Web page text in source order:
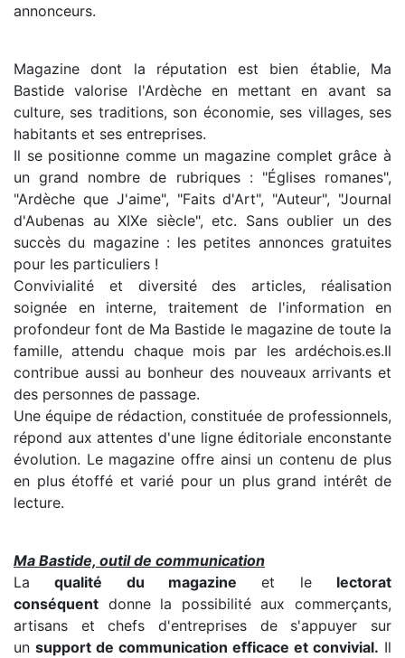
annonceurs.
Magazine dont la réputation est bien établie, Ma
Bastide valorise l'Ardèche en mettant en avant sa
culture, ses traditions, son économie, ses villages, ses
habitants et ses entreprises.
Il se positionne comme un magazine complet grâce à
un grand nombre de rubriques : "Églises romanes",
"Ardèche que J'aime", "Faits d'Art", "Auteur", "Journal
d'Aubenas au XIXe siècle", etc. Sans oublier un des
succès du magazine : les petites annonces gratuites
pour les particuliers !
Convivialité et diversité des articles, réalisation
soignée en interne, traitement de l'information en
profondeur font de Ma Bastide le magazine de toute la
famille, attendu chaque mois par les ardéchois.es.Il
contribue aussi au bonheur des nouveaux arrivants et
des personnes de passage.
Une équipe de rédaction, constituée de professionnels,
répond aux attentes d'une ligne éditoriale enconstante
évolution. Le magazine offre ainsi un contenu de plus
en plus étoffé et varié pour un plus grand intérêt de
lecture.
Ma Bastide, outil de communication
Laqualité du magazine et le lectorat
conséquent donne la possibilité aux commerçants,
artisans et chefs d'entreprises de s'appuyer sur
un support de communication efficace et convivial. Il